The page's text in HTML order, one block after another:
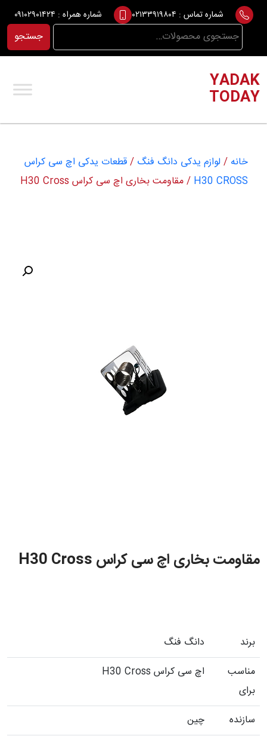
Skip
content
شماره تماس : ۰۲۱۳۳۹۱۹۸۰۴ شماره همراه : ۰۹۱۰۲۹۰۱۴۲۴
جستجو
برای:
جستجو
YADAK
TODAY
خانه / لوازم یدکی دانگ فنگ /قطعات یدکی اچ سی کراس
H30 CROSS / مقاومت بخاری اچ سی کراس H30 Cross
مقاومت بخاری اچ سی کراس H30 Cross
برند
دانگ فنگ
مناسب
برای
اچ سی کراس H30 Cross
سازنده
چین